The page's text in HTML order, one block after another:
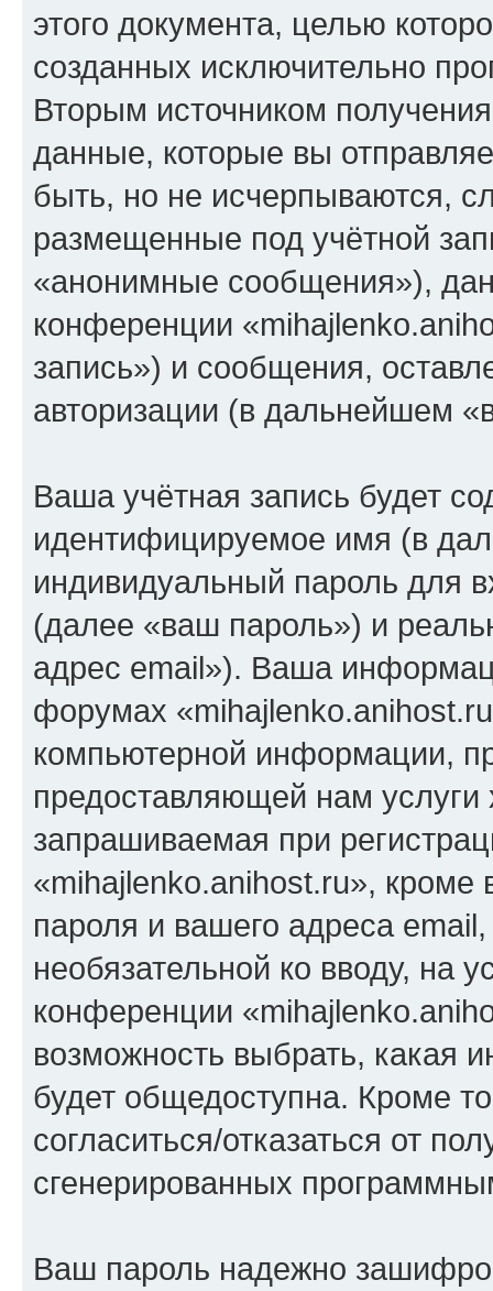
этого документа, целью
созданных исключительно
Вторым источником
данные, которые вы
быть, но не исчерпываются,
размещенные под учётной
«анонимные сообщения»),
конференции
запись») и сообщения,
авторизации (в дальнейшем
Ваша учётная запись будет
идентифицируемое имя (в
индивидуальный пароль для
(далее «ваш пароль») и
адрес email»). Ваша
форумах
компьютерной информации,
предоставляющей нам
запрашиваемая при
«mihajlenko.anihost.ru», кроме
пароля и вашего адреса
необязательной ко вводу, на
конференции
возможность выбрать, какая
будет общедоступна. Кроме
согласиться/отказаться от
сгенерированных
Ваш пароль надежно